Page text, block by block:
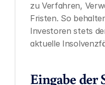
zu Verfahren,
Fristen. So
Investoren stets
aktuelle
Eingabe der